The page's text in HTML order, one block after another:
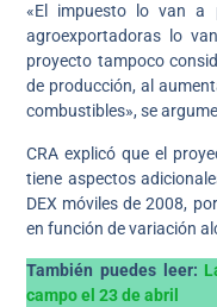
«El impuesto lo van a
agroexportadoras lo
proyecto tampoco
de producción, al
combustibles», se
CRA explicó que el
tiene aspectos
DEX móviles de 2008,
en función de variación
También puedes leer:
campo el 23 de abril